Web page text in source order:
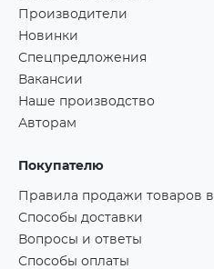
Производители
Новинки
Спецпредложения
Вакансии
Наше производство
Авторам
Покупателю
Правила продажи товаров
Способы доставки
Вопросы и ответы
Способы оплаты